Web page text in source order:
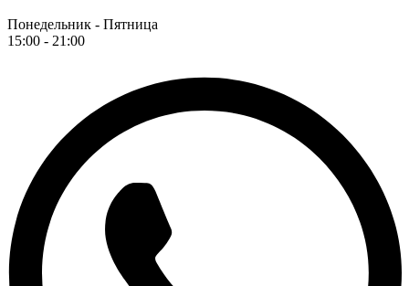
Понедельник - Пятница
15:00 - 21:00